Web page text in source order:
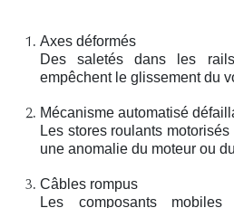
Axes déformés
Des saletés dans les
empêchent le glissement du
Mécanisme automatisé
Les stores roulants
une anomalie du moteur ou
Câbles rompus
Les composants